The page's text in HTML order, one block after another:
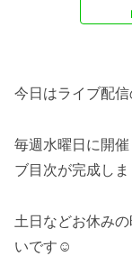
今日はライブ配信
毎週水曜日に開
ブ目次が完成しま
土日などお休み
いです☺️